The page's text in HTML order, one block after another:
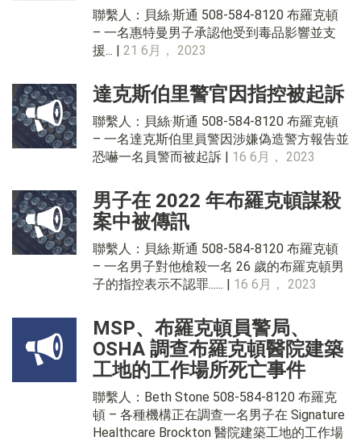
聯繫人：貝絲·斯通 508-584-8120 布羅克頓
– 一名惠特曼男子承認他受到毒品影響並支
援... | 21 6月， 2023
達克斯伯里警官因指控被起訴
聯繫人：貝絲·斯通 508-584-8120 布羅克頓
– 一名達克斯伯里員警因涉嫌偽造警方報告並
恐嚇一名員警而被起訴 | 16 6月， 2023
男子在 2022 年布羅克頓謀殺
案中被傳訊
聯繫人：貝絲·斯通 508-584-8120 布羅克頓
– 一名男子對他槍殺一名 26 歲的布羅克頓男
子的指控表示不認罪...... | 16 6月， 2023
MSP、布羅克頓員警局、
OSHA 調查布羅克頓醫院建築
工地的工作場所死亡事件
聯繫人：Beth Stone 508-584-8120 布羅克
頓 – 各種機構正在調查一名男子在 Signature
Healthcare Brockton 醫院建築工地的工作場